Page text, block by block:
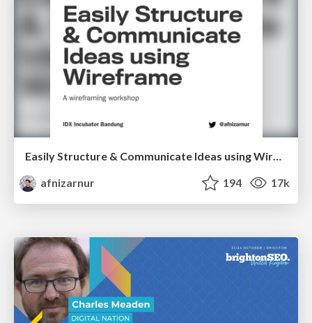
Easily Structure & Communicate Ideas using Wireframe
afnizarnur
194 17k